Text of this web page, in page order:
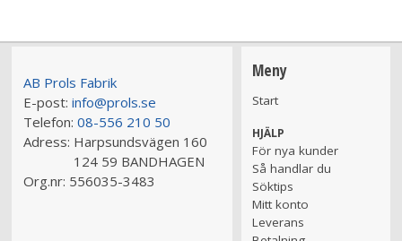
AB Prols Fabrik
E-post: info@prols.se
Telefon: 08-556 210 50
Adress: Harpsundsvägen 160
124 59 BANDHAGEN
Org.nr: 556035-3483
Meny
Start
HJÄLP
För nya kunder
Så handlar du
Söktips
Mitt konto
Leverans